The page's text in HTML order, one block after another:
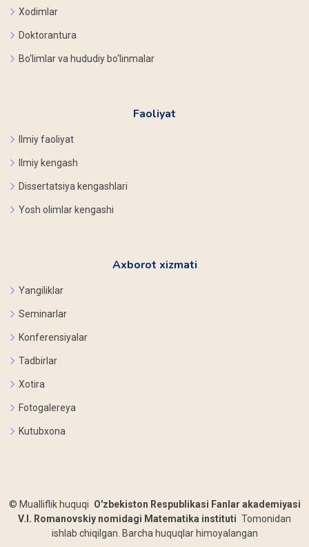
Xodimlar
Doktorantura
Bo‘limlar va hududiy bo‘linmalar
Faoliyat
Ilmiy faoliyat
Ilmiy kengash
Dissertatsiya kengashlari
Yosh olimlar kengashi
Axborot xizmati
Yangiliklar
Seminarlar
Konferensiyalar
Tadbirlar
Xotira
Fotogalereya
Kutubxona
© Mualliflik huquqi O'zbekiston Respublikasi Fanlar akademiyasi
V.I. Romanovskiy nomidagi Matematika instituti Tomonidan
ishlab chiqilgan. Barcha huquqlar himoyalangan